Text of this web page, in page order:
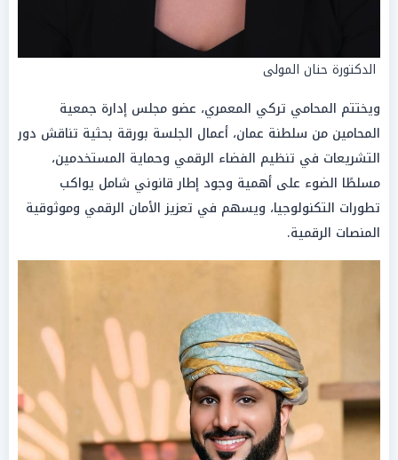
الدكتورة حنان المولى
ويختتم المحامي تركي المعمري، عضو مجلس إدارة جمعية
المحامين من سلطنة عمان، أعمال الجلسة بورقة بحثية تناقش دور
التشريعات في تنظيم الفضاء الرقمي وحماية المستخدمين،
مسلطًا الضوء على أهمية وجود إطار قانوني شامل يواكب
تطورات التكنولوجيا، ويسهم في تعزيز الأمان الرقمي وموثوقية
المنصات الرقمية.